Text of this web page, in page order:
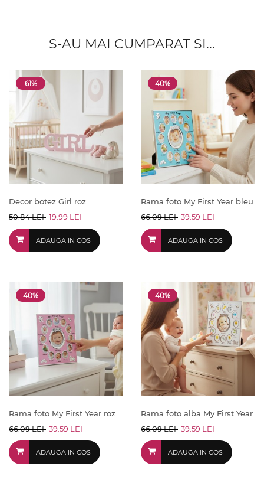
S-AU MAI CUMPARAT SI...
61%
Decor botez Girl roz
50.84 LEI 19.99 LEI
ADAUGA IN COS
40%
Rama foto My First Year bleu
66.09 LEI 39.59 LEI
ADAUGA IN COS
40%
Rama foto My First Year roz
66.09 LEI 39.59 LEI
ADAUGA IN COS
40%
Rama foto alba My First Year
66.09 LEI 39.59 LEI
ADAUGA IN COS